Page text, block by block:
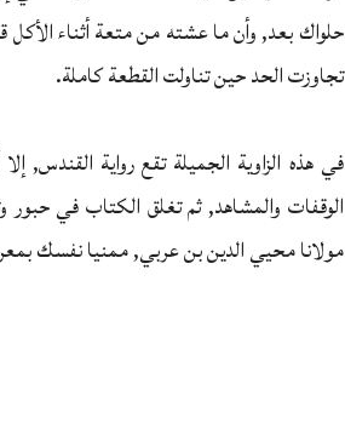
حلواك بعد, وأن ما عشته من متعة أثناء الأكل
تجاوزت الحد حين تناولت القطعة كاملة.
في هذه الزاوية الجميلة تقع رواية القندس,
الوقفات والمشاهد, ثم تغلق الكتاب في
مولانا محيي الدين بن عربي, ممنيا نفسك